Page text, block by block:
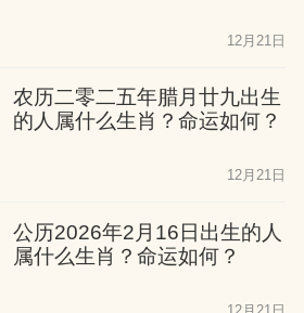
12月21日
农历二零二五年腊月廿九出生
的人属什么生肖？命运如何？
12月21日
公历2026年2月16日出生的人
属什么生肖？命运如何？